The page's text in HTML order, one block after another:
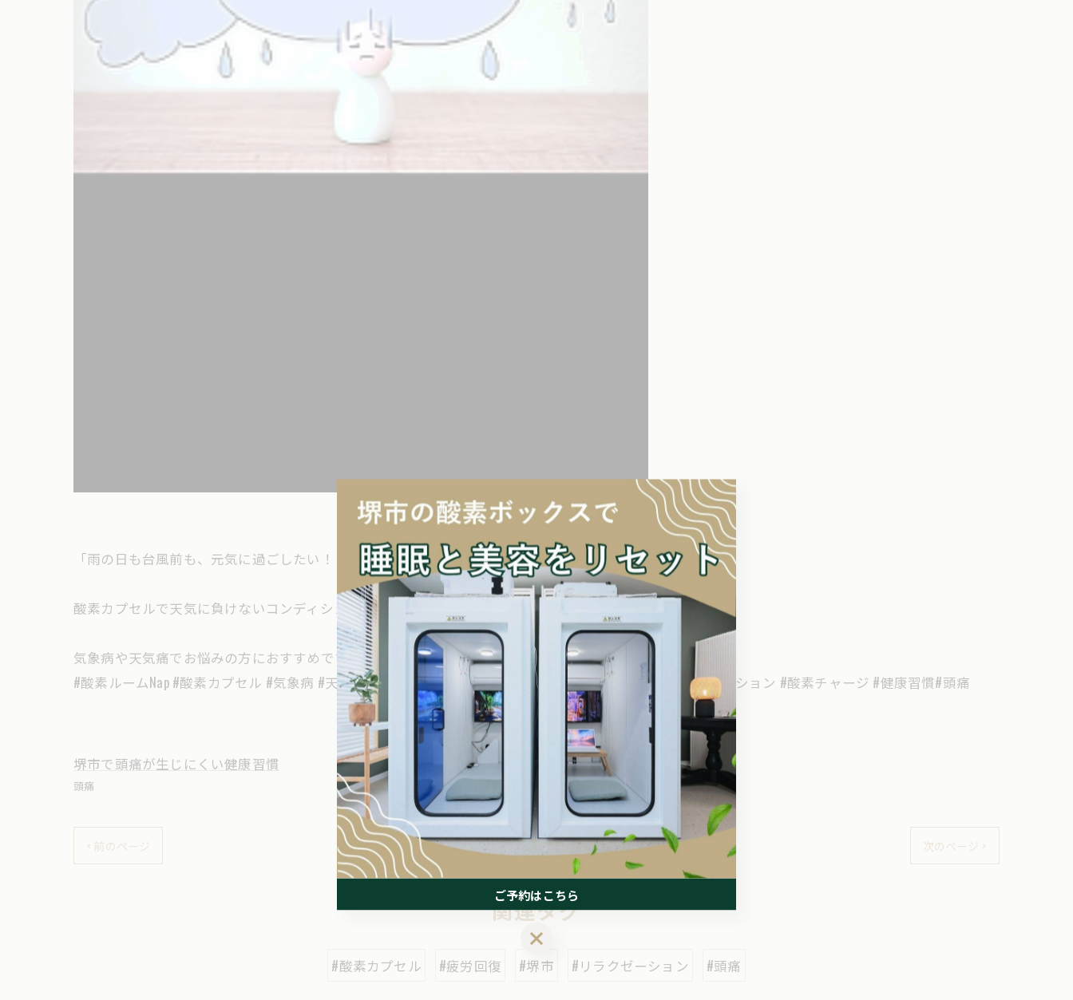
「雨の日も台風前も、元気に過ごしたい！
酸素カプセルで天気に負けないコンディションづくりを☀️
気象病や天気痛でお悩みの方におすすめです💚」
#酸素ルームNap #酸素カプセル #気象病 #天気痛 #頭痛改善 #自律神経を整える #疲労回復 #堺市 #リラクゼーション #酸素チャージ #健康習慣#頭痛
堺市で頭痛が生じにくい健康習慣
頭痛
< 前のページ 一覧に戻る 次のページ >
関連タグ
#酸素カプセル #疲労回復 #堺市 #リラクゼーション #頭痛
ご予約はこちら
ご予約はこちら